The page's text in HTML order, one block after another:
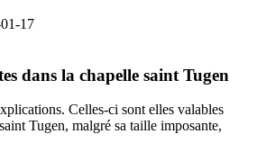
17
dans la chapelle saint Tugen
Celles-ci sont elles valables
Tugen, malgré sa taille imposante,